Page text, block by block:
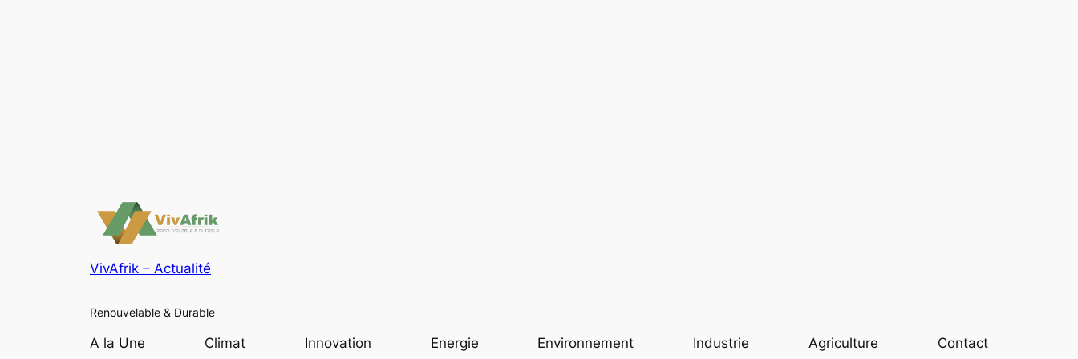
VivAfrik – Actualité
Renouvelable & Durable
A la Une Climat Innovation Energie Environnement Industrie Agriculture Contact